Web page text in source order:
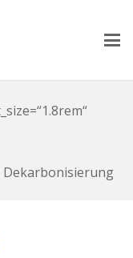
Dekarbonisierung